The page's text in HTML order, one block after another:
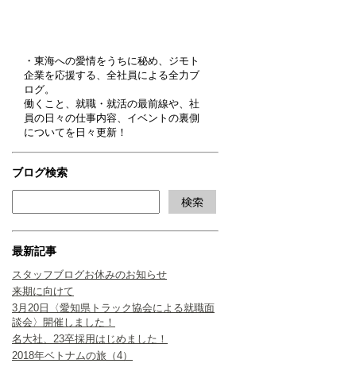
・東海への愛情をうちに秘め、ジモト
企業を応援する、全社員による全力ブ
ログ。
働くこと、就職・就活の最前線や、社
員の日々の仕事内容、イベントの裏側
についてを日々更新！
ブログ検索
最新記事
スタッフブログお休みのお知らせ
来期に向けて
3月20日〈愛知県トラック協会による就職面
談会〉開催しました！
名大社、23卒採用はじめました！
2018年ベトナムの旅（4）